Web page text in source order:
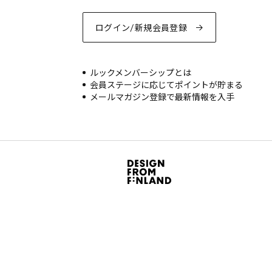
ログイン/新規会員登録
ルックメンバーシップとは
会員ステージに応じてポイントが貯まる
メールマガジン登録で最新情報を入手